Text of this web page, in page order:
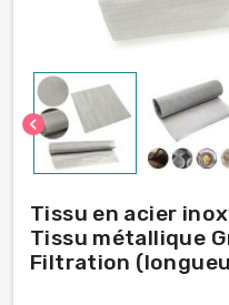
chevron_left
Tissu en acier
Tissu métallique
Filtration